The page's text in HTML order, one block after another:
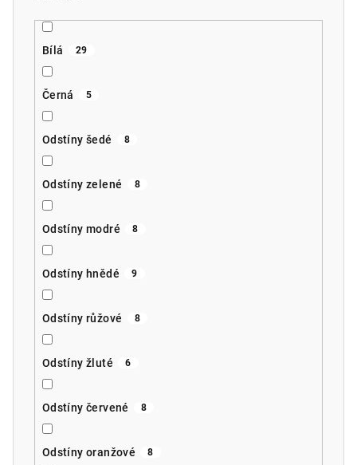
Bílá 29
Černá 5
Odstíny šedé 8
Odstíny zelené 8
Odstíny modré 8
Odstíny hnědé 9
Odstíny růžové 8
Odstíny žluté 6
Odstíny červené 8
Odstíny oranžové 8